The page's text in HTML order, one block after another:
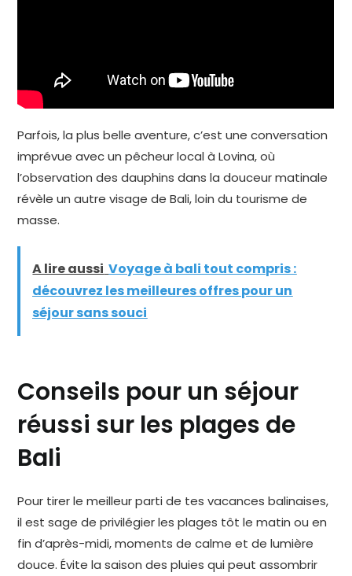
Parfois, la plus belle aventure, c’est une conversation
imprévue avec un pêcheur local à Lovina, où
l’observation des dauphins dans la douceur matinale
révèle un autre visage de Bali, loin du tourisme de
masse.
A lire aussi Voyage à bali tout compris :
découvrez les meilleures offres pour un
séjour sans souci
Conseils pour un séjour
réussi sur les plages de
Bali
Pour tirer le meilleur parti de tes vacances balinaises,
il est sage de privilégier les plages tôt le matin ou en
fin d’après-midi, moments de calme et de lumière
douce. Évite la saison des pluies qui peut assombrir